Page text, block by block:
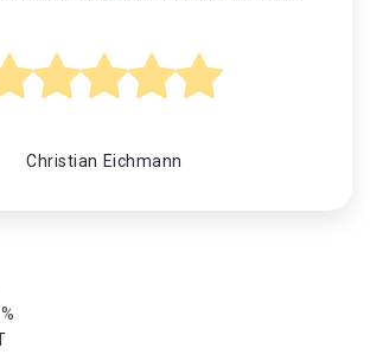
Christian Eichmann
%